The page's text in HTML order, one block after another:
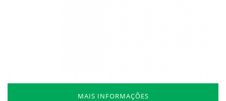
MAIS INFORMAÇÕES